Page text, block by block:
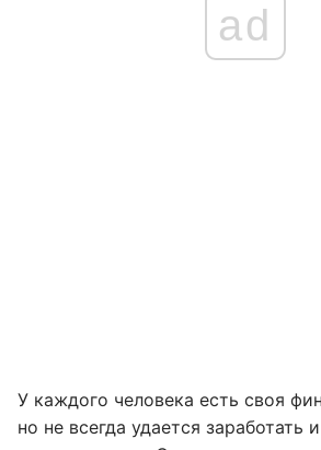
ad
У каждого человека есть своя
но не всегда удается заработать